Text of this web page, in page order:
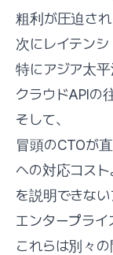
粗利が圧迫され
次にレイテン
特にアジア太平
クラウドAPIの
そして、
冒頭のCTOが
への対応コスト
を説明できない
エンタープライ
これらは別々の